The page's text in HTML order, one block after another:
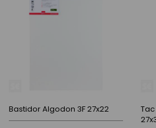
Bastidor Algodon 3F 27x22